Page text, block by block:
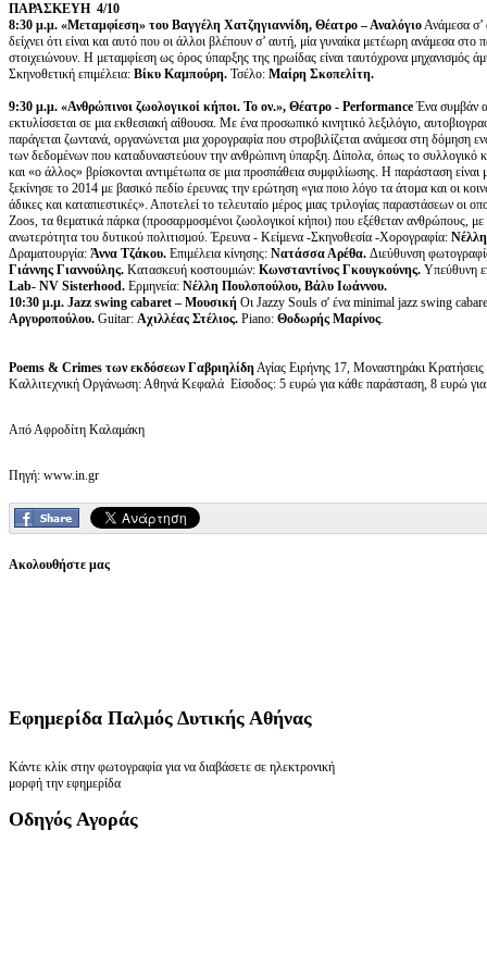
ΠΑΡΑΣΚΕΥΗ 4/10
8:30 μ.μ. «Μεταμφίεση» του Βαγγέλη Χατζηγιαννίδη, Θέατρο – ΑναλόγιοΑνάμεσα σ’
δείχνει ότι είναι και αυτό που οι άλλοι βλέπουν σ’ αυτή, μία γυναίκα μετέωρη ανάμεσα
στοιχειώνουν. Η μεταμφίεση ως όρος ύπαρξης της ηρωίδας είναι ταυτόχρονα μηχανισμός
Σκηνοθετική επιμέλεια: Βίκυ Καμπούρη. Τσέλο: Μαίρη Σκοπελίτη.
9:30 μ.μ. «Ανθρώπινοι ζωολογικοί κήποι. Το ον.», Θέατρο - PerformanceΈνα συμβάν
εκτυλίσσεται σε μια εκθεσιακή αίθουσα. Με ένα προσωπικό κινητικό λεξιλόγιο,
παράγεται ζωντανά, οργανώνεται μια χορογραφία που στροβιλίζεται ανάμεσα στη δόμηση
των δεδομένων που καταδυναστεύουν την ανθρώπινη ύπαρξη. Δίπολα, όπως το συλλογικό
και «ο άλλος» βρίσκονται αντιμέτωπα σε μια προσπάθεια συμφιλίωσης. Η παράσταση είναι
ξεκίνησε το 2014 με βασικό πεδίο έρευνας την ερώτηση «για ποιο λόγο τα άτομα και οι
άδικες και καταπιεστικές». Αποτελεί το τελευταίο μέρος μιας τριλογίας παραστάσεων
Zoos, τα θεματικά πάρκα (προσαρμοσμένοι ζωολογικοί κήποι) που εξέθεταν ανθρώπους,
ανωτερότητα του δυτικού πολιτισμού. Έρευνα - Κείμενα -Σκηνοθεσία -Χορογραφία:
Δραματουργία: Άννα Τζάκου. Επιμέλεια κίνησης: Νατάσσα Αρέθα. Διεύθυνση
Γιάννης Γιαννούλης. Κατασκευή κοστουμιών: Κωνσταντίνος Γκουγκούνης. Υπεύθυνη
Lab- NV Sisterhood. Ερμηνεία: Νέλλη Πουλοπούλου, Βάλυ Ιωάννου.
10:30 μ.μ. Jazz swing cabaret – Μουσική Οι Jazzy Souls σ' ένα minimal jazz swing
Αργυροπούλου. Guitar: Αχιλλέας Στέλιος. Piano: Θοδωρής Μαρίνος.
Poems & Crimes των εκδόσεων ΓαβριηλίδηΑγίας Ειρήνης 17, Μοναστηράκι
Καλλιτεχνική Οργάνωση: Αθηνά Κεφαλά Είσοδος: 5 ευρώ για κάθε παράσταση, 8 ευρώ για
Από Αφροδίτη Καλαμάκη
Πηγή: www.in.gr
Ακολουθήστε μας
Εφημερίδα Παλμός Δυτικής Αθήνας
Κάντε κλίκ στην φωτογραφία για να διαβάσετε σε ηλεκτρονική
μορφή την εφημερίδα
Οδηγός Αγοράς